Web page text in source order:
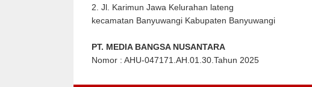
2. Jl. Karimun Jawa Kelurahan lateng
kecamatan Banyuwangi Kabupaten Banyuwangi
PT. MEDIA BANGSA NUSANTARA
Nomor : AHU-047171.AH.01.30.Tahun 2025